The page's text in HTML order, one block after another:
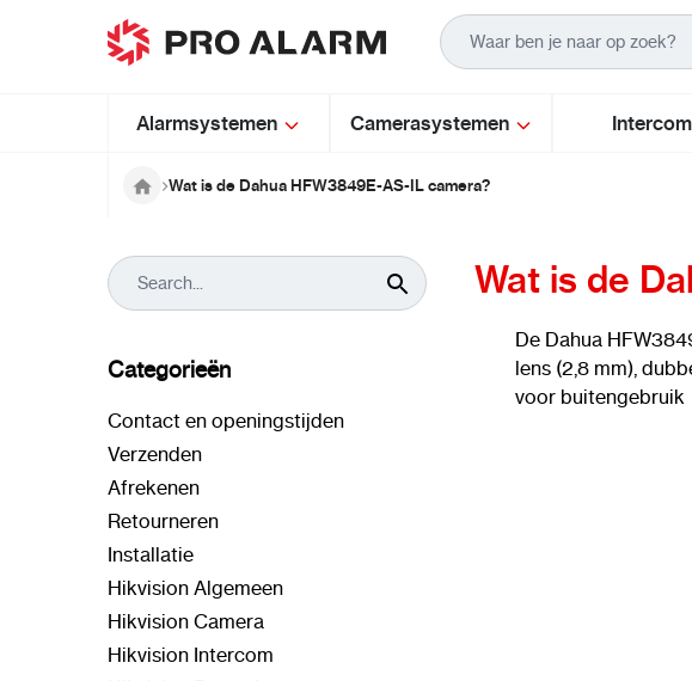
Ga naar de inhoud
Alarmsystemen Camerasystemen Intercom
Wat is de Dahua HFW3849E-AS-IL camera?
Wat is de
De Dahua
lens (2,8 mm),
voor buitengebruik
Categorieën
Contact en openingstijden
Verzenden
Afrekenen
Retourneren
Installatie
Hikvision Algemeen
Hikvision Camera
Hikvision Intercom